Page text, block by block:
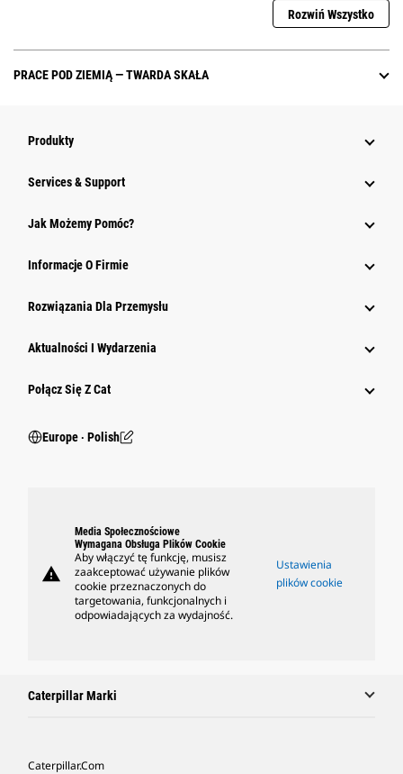
Rozwiń Wszystko
PRACE POD ZIEMIĄ — TWARDA SKAŁA
Produkty
Services & Support
Jak Możemy Pomóc?
Informacje O Firmie
Rozwiązania Dla Przemysłu
Aktualności I Wydarzenia
Połącz Się Z Cat
Europe ‧ Polish
warning
Media Społecznościowe
Wymagana Obsługa Plików Cookie
Aby włączyć tę funkcję, musisz
zaakceptować używanie plików
cookie przeznaczonych do
targetowania, funkcjonalnych i
odpowiadających za wydajność.
Ustawienia
plików cookie
Caterpillar Marki
Caterpillar.com